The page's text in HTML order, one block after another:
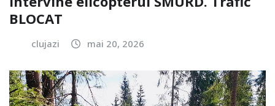
BLOCAT
clujazi mai 20, 2026